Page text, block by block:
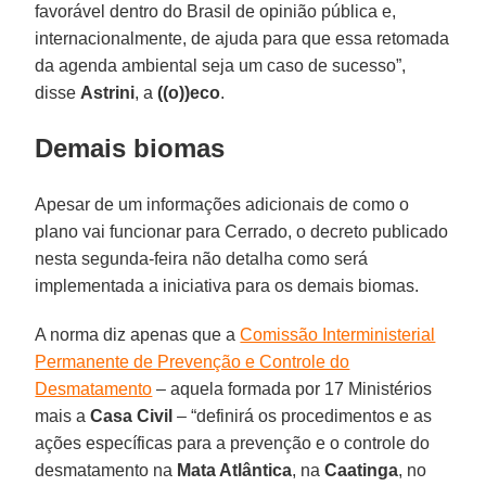
favorável dentro do Brasil de opinião pública e,
internacionalmente, de ajuda para que essa retomada
da agenda ambiental seja um caso de sucesso”,
disse Astrini, a((o))eco.
Demais biomas
Apesar de um informações adicionais de como o
plano vai funcionar para Cerrado, o decreto publicado
nesta segunda-feira não detalha como será
implementada a iniciativa para os demais biomas.
A norma diz apenas que aComissão Interministerial
Permanente de Prevenção e Controle do
Desmatamento – aquela formada por 17 Ministérios
mais aCasa Civil – “definirá os procedimentos e as
ações específicas para a prevenção e o controle do
desmatamento na Mata Atlântica, naCaatinga, no